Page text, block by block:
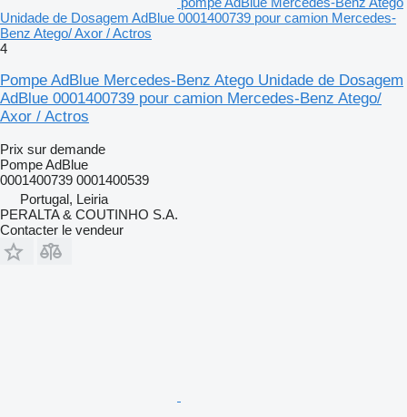
Unidade de Dosagem AdBlue 0001400739 pour camion Mercedes-
Benz Atego/ Axor / Actros
4
Pompe AdBlue Mercedes-Benz Atego Unidade de Dosagem
AdBlue 0001400739 pour camion Mercedes-Benz Atego/
Axor / Actros
Prix sur demande
Pompe AdBlue
0001400739 0001400539
Portugal, Leiria
PERALTA & COUTINHO S.A.
Contacter le vendeur